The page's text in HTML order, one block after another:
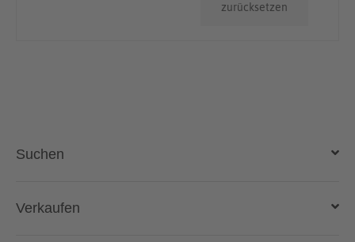
zurücksetzen
Suchen
Auto kaufen
Verkaufen